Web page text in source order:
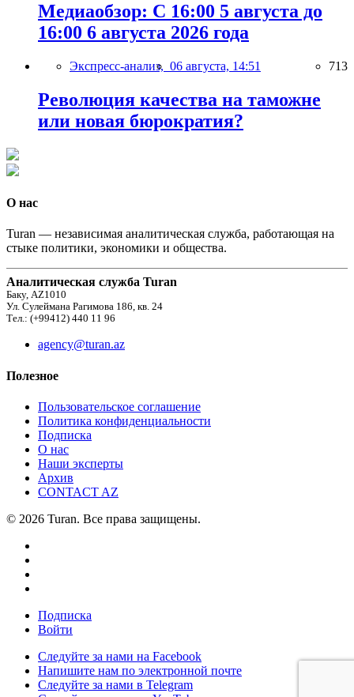
Медиаобзор: С 16:00 5 августа до
16:00 6 августа 2026 года
Экспресс-анализ, 06 августа, 14:51 713
Революция качества на таможне
или новая бюрократия?
О нас
Turan — независимая аналитическая служба, работающая на
стыке политики, экономики и общества.
Аналитическая служба Turan
Баку, AZ1010
Ул. Сулеймана Рагимова 186, кв. 24
Тел.: (+99412) 440 11 96
agency@turan.az
Полезное
Пользовательское соглашение
Политика конфиденциальности
Подписка
О нас
Наши эксперты
Архив
CONTACT AZ
© 2026 Turan. Все права защищены.
Подписка
Войти
Следуйте за нами на Facebook
Напишите нам по электронной почте
Следуйте за нами в Telegram